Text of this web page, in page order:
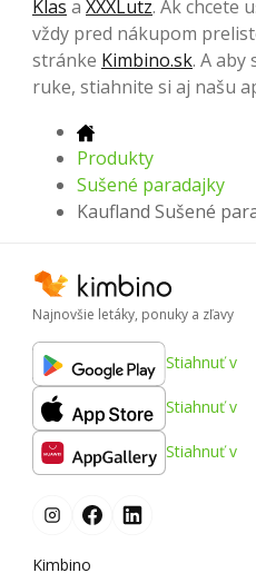
Klas a XXXLutz. Ak chcete
vždy pred nákupom
stránke Kimbino.sk. A aby
ruke, stiahnite si aj našu
Produkty
Sušené paradajky
Kaufland Sušené
Najnovšie letáky, ponuky a zľavy
Stiahnuť v
Stiahnuť v
Stiahnuť v
Kimbino